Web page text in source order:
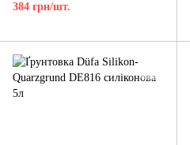
384 грн/шт.